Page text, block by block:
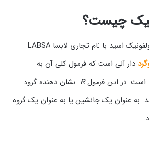
چیست؟
یا سولفونیک اسید با نام تجاری لابسا LABSA
دار آلی است که فرمول کلی آن به
R نشان دهنده گروه
به عنوان یک جانشین یا به عنوان یک گروه